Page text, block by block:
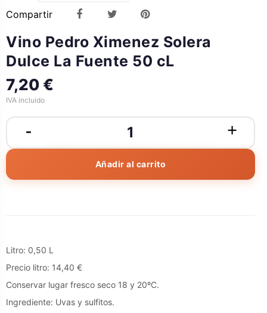
Compartir
Vino Pedro Ximenez Solera
Dulce La Fuente 50 cL
7,20 €
IVA incluido
Añadir al carrito
Litro: 0,50 L
Precio litro: 14,40 €
Conservar lugar fresco seco 18 y 20ºC.
Ingrediente: Uvas y sulfitos.